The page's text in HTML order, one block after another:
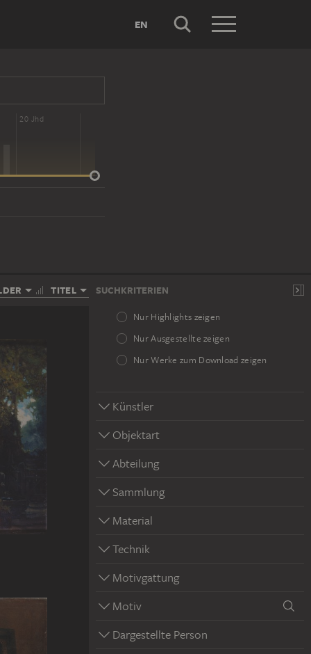
EN
20 Jhd
TITEL SUCHKRITERIEN
Nur Highlights zeigen
Nur Ausgestellte zeigen
Nur Werke zum Download zeigen
Künstler
Objektart
Abteilung
Sammlung
Material
Technik
Motivgattung
Motiv
Dargestellte Person